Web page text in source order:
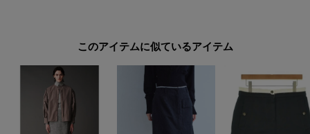
※照明の関係により、実際よりも色味が違って見える場合があります。ま
た、パソコン・スマートフォンなどの環境により、若干製品と画像のカラー
が異なる場合もございます。
このアイテムに似ているアイテム